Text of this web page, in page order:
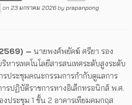
on 23 มกราคม 2026 by prapanpong
– นายพงศ์พยัคฆ์ ศรียา รอง
ารเทคโนโลยีสารสนเทศระดับสูงระดับ
รประชุมคณะกรรมการกำกับดูแลการ
ปฏิบัติราชการทางอิเล็กทรอนิกส์ พ.ศ.
ระชุม 1 ชั้น 2 อาคารเทียมคมกฤส